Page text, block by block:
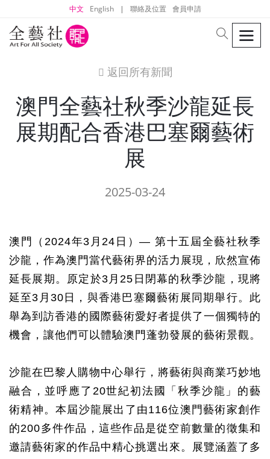
中文 English | 聯絡及位置 會員申請
search
icon
返回所有新聞
澳門全藝社秋季沙龍延長
展期配合香港巴塞爾藝術
展
2025-03-24
澳門（ 2024年3 月24 日）— 第十五屆全藝社秋季
沙龍，作為澳門當代藝術界的活力展現，欣然宣佈
延長展期。原定於3 月25 日閉幕的秋季沙龍，現將
延至3 月 30 日，與香港巴塞爾藝術展同期舉行。此
舉為到訪香港的國際藝術愛好者提供了一個獨特的
機會，讓他們可以體驗澳門蓬勃發展的藝術景觀。
沙龍在巴黎人購物中心舉行，將藝術與商業巧妙地
融合， 並呼應了 20世紀初法國「秋季沙龍」的藝
術精神。本屆沙龍展出了由116位澳門 藝術家創作
的200多件作品，這些作品是從空前數量的徵集和
邀請藝術家的作品中精心挑選出來。展覽涵蓋了多